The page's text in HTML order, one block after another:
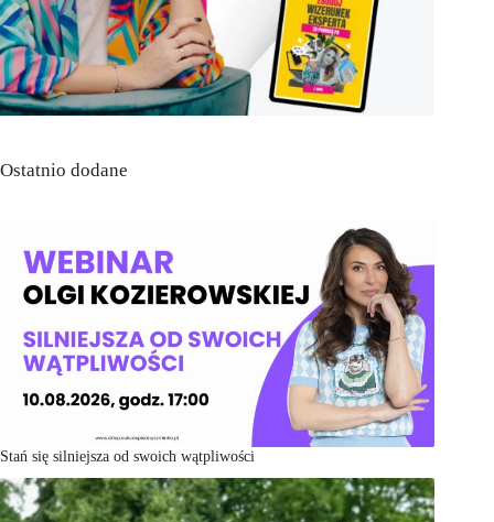
Ostatnio dodane
Stań się silniejsza od swoich wątpliwości